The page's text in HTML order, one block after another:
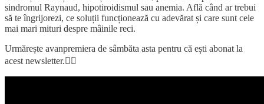
sindromul Raynaud, hipotiroidismul sau anemia. Află când ar trebui
să te îngrijorezi, ce soluții funcționează cu adevărat și care sunt cele
mai mari mituri despre mâinile reci.
Urmărește avanpremiera de sâmbăta asta pentru că ești abonat la
acest newsletter.👇🏼